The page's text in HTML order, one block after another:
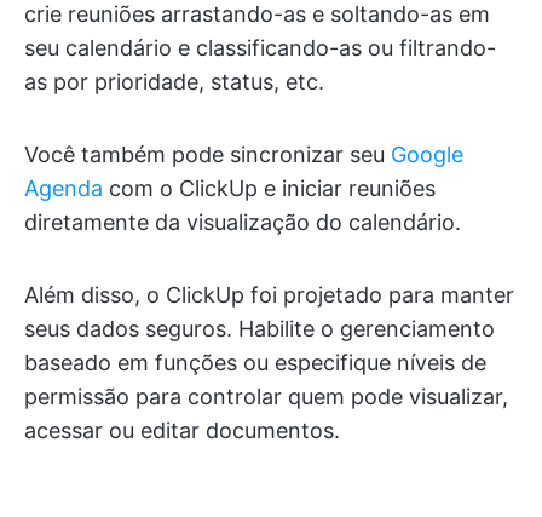
crie reuniões arrastando-as e soltando-as em
seu calendário e classificando-as ou filtrando-
as por prioridade, status, etc.
Você também pode sincronizar seu Google
Agenda com o ClickUp e iniciar reuniões
diretamente da visualização do calendário.
Além disso, o ClickUp foi projetado para manter
seus dados seguros. Habilite o gerenciamento
baseado em funções ou especifique níveis de
permissão para controlar quem pode visualizar,
acessar ou editar documentos.